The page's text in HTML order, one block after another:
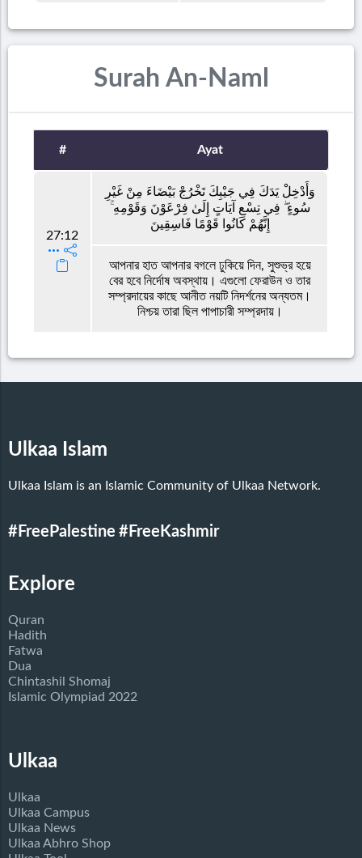
Surah An-Naml
# Ayat
27:12
وَأَدْخِلْ يَدَكَ فِي جَيْبِكَ تَخْرُجْ بَيْضَاءَ مِنْ غَيْرِ
سُوءٍ ۖ فِي تِسْعِ آيَاتٍ إِلَىٰ فِرْعَوْنَ وَقَوْمِهِ ۚ
إِنَّهُمْ كَانُوا قَوْمًا فَاسِقِينَ
আপনার হাত আপনার বগলে ঢুকিয়ে দিন, সুশুভ্র হয়ে
বের হবে নির্দোষ অবস্থায়। এগুলো ফেরাউন ও তার
সম্প্রদায়ের কাছে আনীত নয়টি নিদর্শনের অন্যতম।
নিশ্চয় তারা ছিল পাপাচারী সম্প্রদায়।
Ulkaa Islam
Ulkaa Islam is an Islamic Community of Ulkaa Network.
#FreePalestine #FreeKashmir
Explore
Quran
Hadith
Fatwa
Dua
Chintashil Shomaj
Islamic Olympiad 2022
Ulkaa
Ulkaa
Ulkaa Campus
Ulkaa News
Ulkaa Abhro Shop